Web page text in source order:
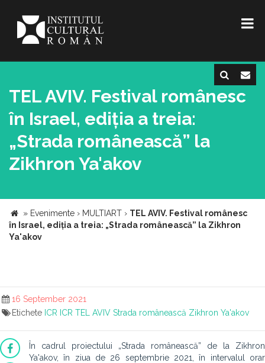
TEL AVIV. Festival românesc
în Israel, ediția a treia:
„Strada românească” la
Zikhron Ya'akov
» Evenimente › MULTIART › TEL AVIV. Festival românesc
în Israel, ediția a treia: „Strada românească” la Zikhron
Ya'akov
16 September 2021
Etichete ICR ICR TEL AVIV Strada românească Zikhron Ya'akov
În cadrul proiectului „Strada românească” de la Zikhron
Ya'akov, în ziua de 26 septembrie 2021, în intervalul orar